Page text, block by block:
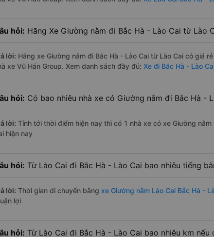
hỏi: Hãng Xe Giường nằm đi Bắc Hà - Lào Cai từ Lào
lời: Hãng xe Giường nằm đi Bắc Hà - Lào Cai từ Lào Cai có giá
xe Vũ Hán Group. Xem danh sách đầy đủ: Xe đi Bắc Hà - Lào
hỏi: Có bao nhiêu nhà xe có Giường nằm đi Bắc Hà -
lời: Tính tới thời điểm hiện nay thì có 1 nhà xe có xe Giường
hiện nay
hỏi: Từ Lào Cai đi Bắc Hà - Lào Cai bao nhiêu tiếng
lời: Thời gian di chuyển bằng xe Giường nằm Lào Cai Bắc Hà -
lợi
hỏi: Từ Lào Cai đi Bắc Hà - Lào Cai bao nhiêu km